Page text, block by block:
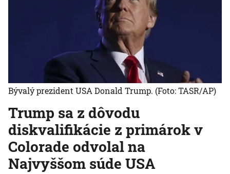
Trump sa z dôvodu
diskvalifikácie z primárok v
Colorade odvolal na
Najvyššom súde USA
Bývalý prezident USA Donald Trump. (Foto: TASR/AP)